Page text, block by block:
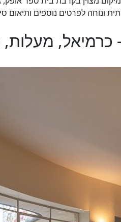
ונוחה לפרטים נוספים ותיאום
כרמיאל, מעלות,